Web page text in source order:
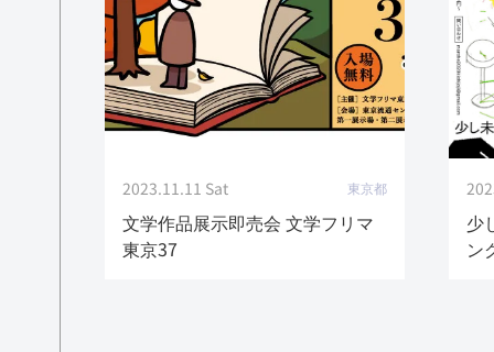
2023.11.11 Sat 東京都
文学作品展示即売会 文学フリマ
東京37
少
ン